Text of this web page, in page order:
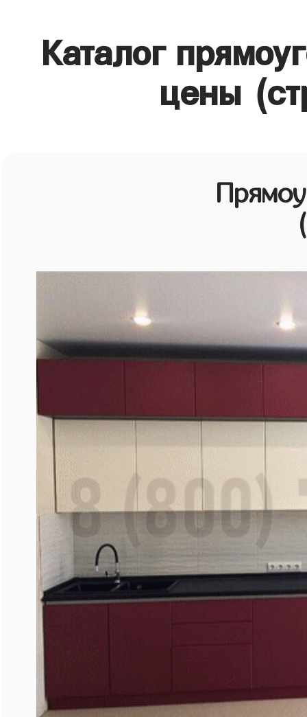
Каталог
цены